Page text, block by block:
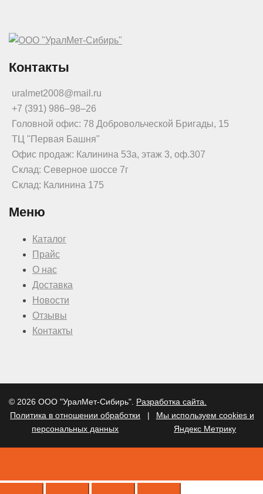
Контакты
uralmet2008@mail.ru
+7 (391) 986‒98‒26
Головной офис: 78 Добровольческой Бригады, 15
ТЦ "Первая Башня"
Офис продаж: Калинина 53а, этаж 3, оф.307
Склад: Северное шоссе 7г
Склад: Калинина 175
Меню
Каталог
Прайс
О нас
Доставка
Новости
Отзывы
Контакты
© 2026 ООО "УралМет-Сибирь". Разработка сайта.
Политика в отношении обработки
персональных данных
|
Мы используем cookies и
Яндекс Метрику